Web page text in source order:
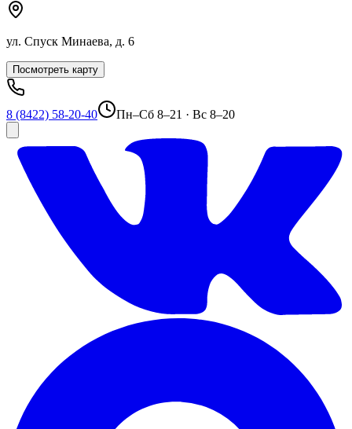
ул. Спуск Минаева, д. 6
Посмотреть карту
8 (8422) 58-20-40 Пн–Сб 8–21 · Вс 8–20